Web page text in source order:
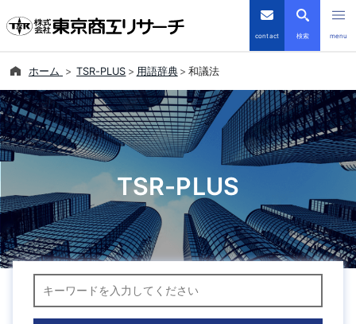
contact 検索 menu
TSRデータインサイト
優良企業サイト
会社案内
商品・サービス
ホーム TSR-PLUS 用語辞典 和議法
TSR-PLUS
キーワード検索